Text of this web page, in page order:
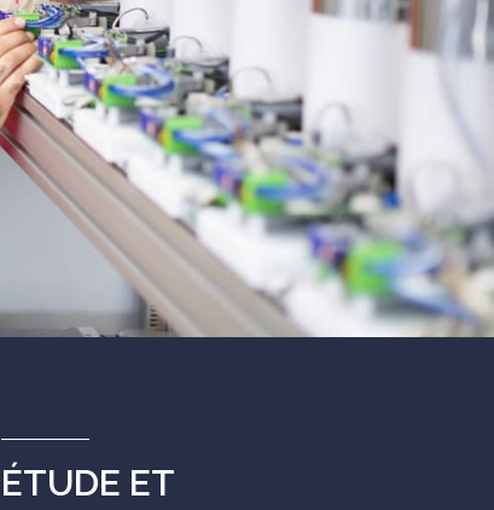
ÉTUDE ET